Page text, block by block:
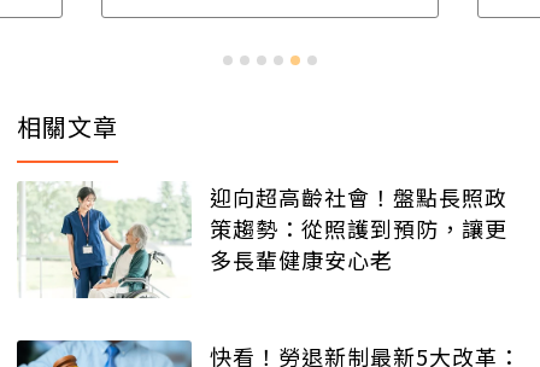
相關文章
迎向超高齡社會！盤點長照政
策趨勢：從照護到預防，讓更
多長輩健康安心老
快看！勞退新制最新5大改革：